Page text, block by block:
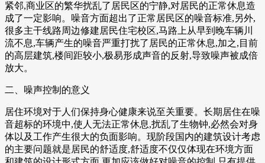
紧邻,商业区的繁华扰乱了居民区的宁静,对居民的正常休息造
成了一定影响。噪音方面超出了正常居民区的噪音标准,另外,
很多主干线路周边修建居民住宅校区,马路上从早到晚车辆川
流不息,车辆产生的噪音严重打扰了居民的正常休息,加之,目前
的高层建筑,楼间距较小,极易形成声音的反射,导致噪声被成倍
放大。
二、噪声控制的意义
居住环境对于人们保持身心健康来说至关重要。长期居住在噪
音超标的环境中,使人无法正常休息,扰乱了生物钟,必然会对身
体以及工作产生很大的负面影响。现阶段国内的建筑设计考虑
的主要问题就是居民的舒适度,舒适度不仅仅体现在环境方面